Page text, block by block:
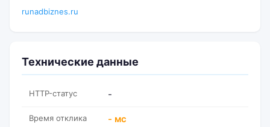
runadbiznes.ru
Технические данные
HTTP-статус -
Время отклика - мс